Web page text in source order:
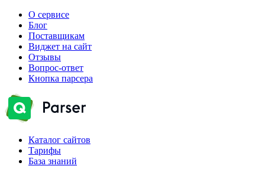
О сервисе
Блог
Поставщикам
Виджет на сайт
Отзывы
Вопрос-ответ
Кнопка парсера
Каталог сайтов
Тарифы
База знаний